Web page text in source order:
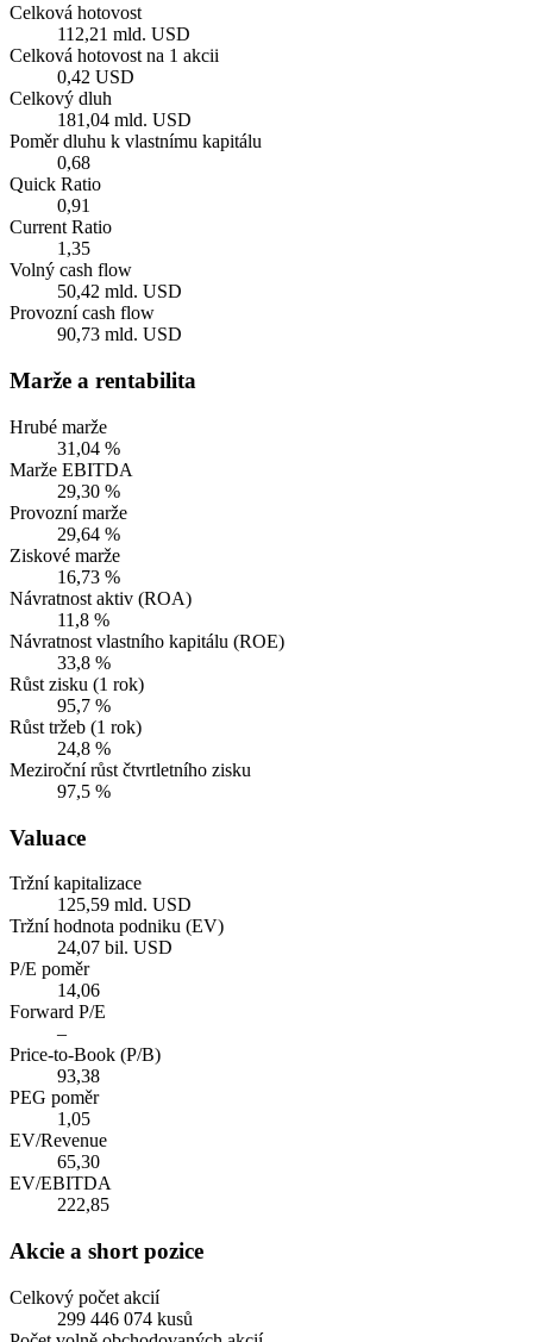
Celková hotovost
112,21 mld. USD
Celková hotovost na 1 akcii
0,42 USD
Celkový dluh
181,04 mld. USD
Poměr dluhu k vlastnímu kapitálu
0,68
Quick Ratio
0,91
Current Ratio
1,35
Volný cash flow
50,42 mld. USD
Provozní cash flow
90,73 mld. USD
Marže a rentabilita
Hrubé marže
31,04 %
Marže EBITDA
29,30 %
Provozní marže
29,64 %
Ziskové marže
16,73 %
Návratnost aktiv (ROA)
11,8 %
Návratnost vlastního kapitálu (ROE)
33,8 %
Růst zisku (1 rok)
95,7 %
Růst tržeb (1 rok)
24,8 %
Meziroční růst čtvrtletního zisku
97,5 %
Valuace
Tržní kapitalizace
125,59 mld. USD
Tržní hodnota podniku (EV)
24,07 bil. USD
P/E poměr
14,06
Forward P/E
–
Price-to-Book (P/B)
93,38
PEG poměr
1,05
EV/Revenue
65,30
EV/EBITDA
222,85
Akcie a short pozice
Celkový počet akcií
299 446 074 kusů